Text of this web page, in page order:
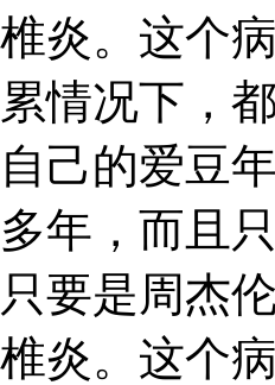
椎炎。这个
累情况下，
自己的爱豆
多年，而且
只要是周杰
椎炎。这个